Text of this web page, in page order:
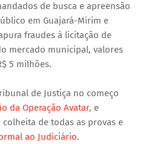
de busca e apreensão
em Guajará-Mirim e
fraudes à licitação de
mercado municipal, valores
5 milhões.
de Justiça no começo
da Operação Avatar, e
de todas as provas e
ao Judiciário.